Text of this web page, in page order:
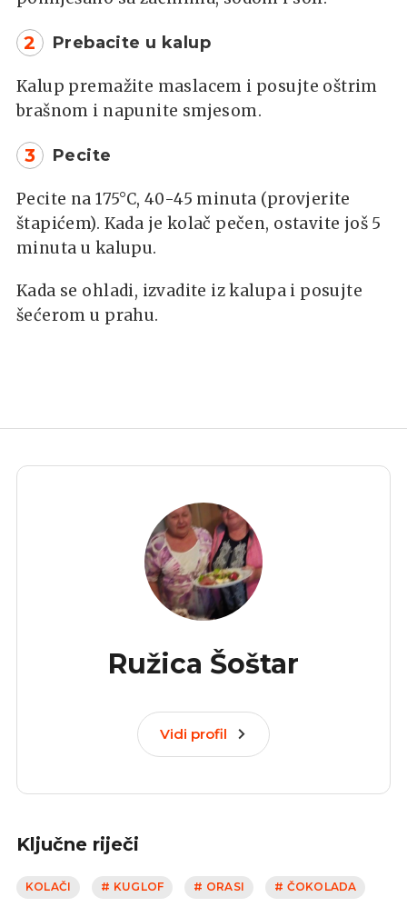
2 Prebacite u kalup
Kalup premažite maslacem i posujte oštrim
brašnom i napunite smjesom.
3 Pecite
Pecite na 175°C, 40-45 minuta (provjerite
štapićem). Kada je kolač pečen, ostavite još 5
minuta u kalupu.
Kada se ohladi, izvadite iz kalupa i posujte
šećerom u prahu.
Ružica Šoštar
Vidi profil
Ključne riječi
KOLAČI # KUGLOF # ORASI # ČOKOLADA